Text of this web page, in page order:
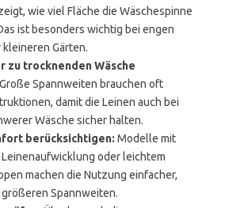
wie viel Fläche die Wäschespinne
ist besonders wichtig bei engen
Gärten.
zu trocknenden Wäsche
Große Spannweiten brauchen oft
damit die Leinen auch bei
Wäsche sicher halten.
berücksichtigen: Modelle mit
oder leichtem
machen die Nutzung einfacher,
Spannweiten.